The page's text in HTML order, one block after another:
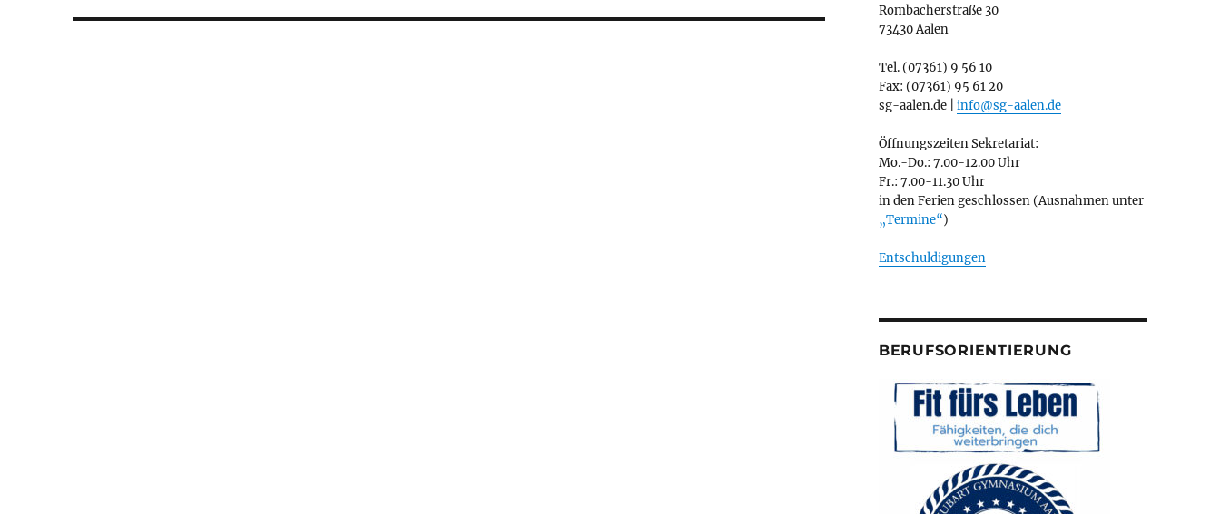
Rombacherstraße 30
73430 Aalen
Tel. (07361) 9 56 10
Fax: (07361) 95 61 20
sg-aalen.de | info@sg-aalen.de
Öffnungszeiten Sekretariat:
Mo.-Do.: 7.00-12.00 Uhr
Fr.: 7.00-11.30 Uhr
in den Ferien geschlossen (Ausnahmen unter
„Termine“)
Entschuldigungen
BERUFSORIENTIERUNG